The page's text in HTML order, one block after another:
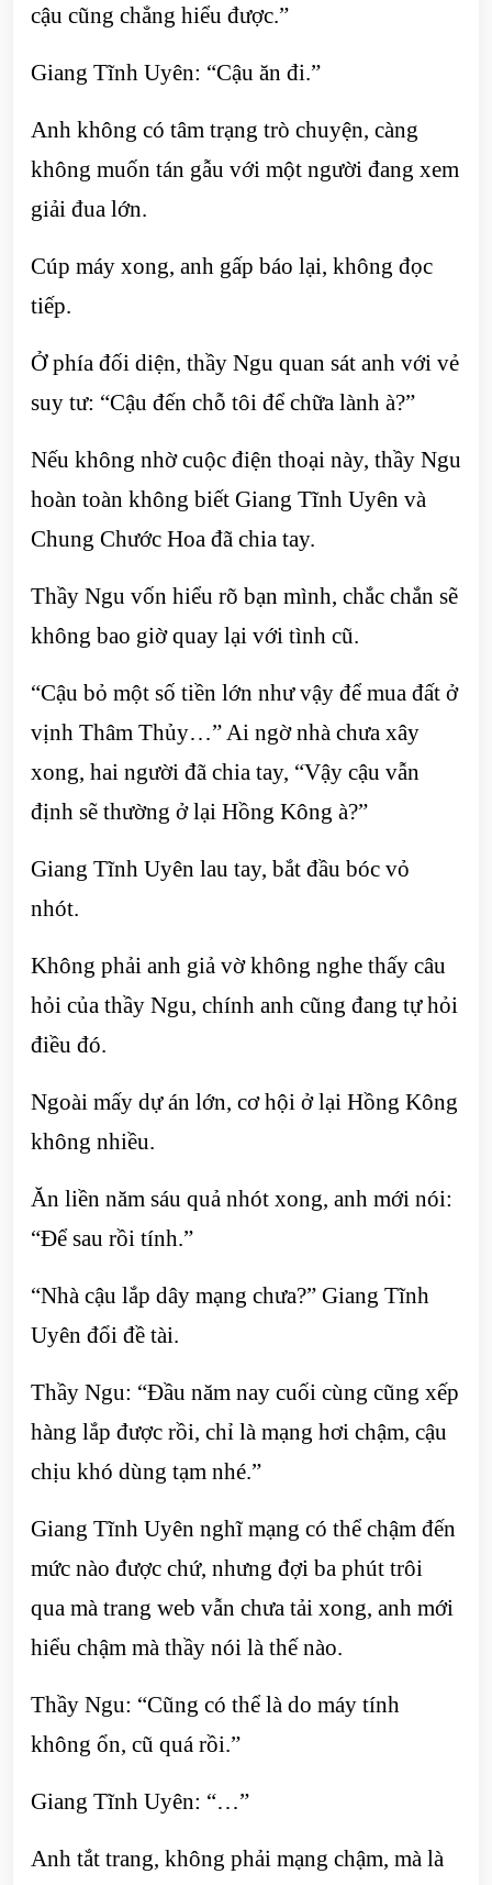
cậu cũng chẳng hiểu được.”
Giang Tĩnh Uyên: “Cậu ăn đi.”
Anh không có tâm trạng trò chuyện, càng
không muốn tán gẫu với một người đang xem
giải đua lớn.
Cúp máy xong, anh gấp báo lại, không đọc
tiếp.
Ở phía đối diện, thầy Ngu quan sát anh với vẻ
suy tư: “Cậu đến chỗ tôi để chữa lành à?”
Nếu không nhờ cuộc điện thoại này, thầy Ngu
hoàn toàn không biết Giang Tĩnh Uyên và
Chung Chước Hoa đã chia tay.
Thầy Ngu vốn hiểu rõ bạn mình, chắc chắn sẽ
không bao giờ quay lại với tình cũ.
“Cậu bỏ một số tiền lớn như vậy để mua đất ở
vịnh Thâm Thủy…” Ai ngờ nhà chưa xây
xong, hai người đã chia tay, “Vậy cậu vẫn
định sẽ thường ở lại Hồng Kông à?”
Giang Tĩnh Uyên lau tay, bắt đầu bóc vỏ
nhót.
Không phải anh giả vờ không nghe thấy câu
hỏi của thầy Ngu, chính anh cũng đang tự hỏi
điều đó.
Ngoài mấy dự án lớn, cơ hội ở lại Hồng Kông
không nhiều.
Ăn liền năm sáu quả nhót xong, anh mới nói:
“Để sau rồi tính.”
“Nhà cậu lắp dây mạng chưa?” Giang Tĩnh
Uyên đổi đề tài.
Thầy Ngu: “Đầu năm nay cuối cùng cũng xếp
hàng lắp được rồi, chỉ là mạng hơi chậm, cậu
chịu khó dùng tạm nhé.”
Giang Tĩnh Uyên nghĩ mạng có thể chậm đến
mức nào được chứ, nhưng đợi ba phút trôi
qua mà trang web vẫn chưa tải xong, anh mới
hiểu chậm mà thầy nói là thế nào.
Thầy Ngu: “Cũng có thể là do máy tính
không ổn, cũ quá rồi.”
Giang Tĩnh Uyên: “…”
Anh tắt trang, không phải mạng chậm, mà là